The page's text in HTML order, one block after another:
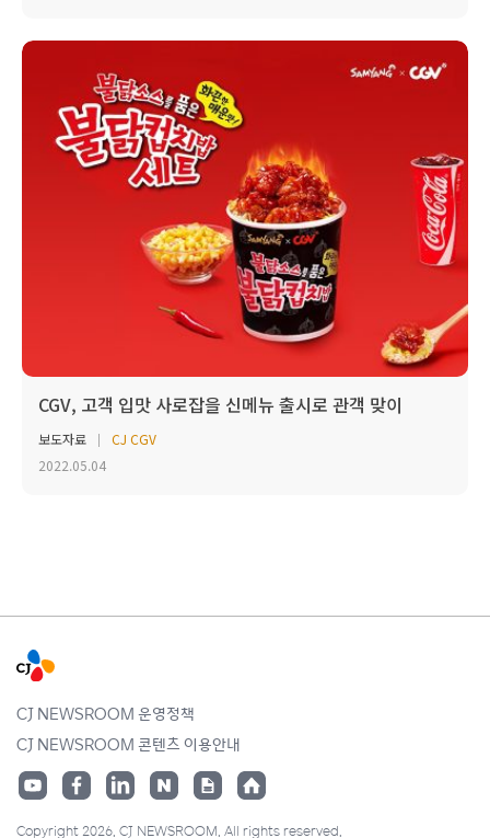
CGV, 고객 입맛 사로잡을 신메뉴 출시로 관객 맞이
보도자료
CJ CGV
2022.05.04
CJ NEWSROOM 운영정책
CJ NEWSROOM 콘텐츠 이용안내
Copyright 2026. CJ NEWSROOM. All rights reserved.